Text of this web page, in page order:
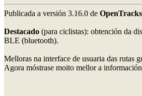
Publicada a versión 3.16.0 de OpenTracks
Destacado (para ciclistas): obtención da
BLE (bluetooth).
Melloras na interface de usuaria das rutas
Agora móstrase moito mellor a